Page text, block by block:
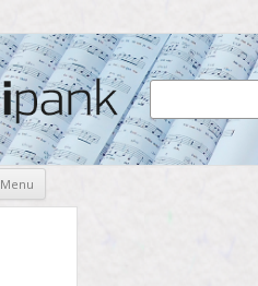
Menu Skip
content